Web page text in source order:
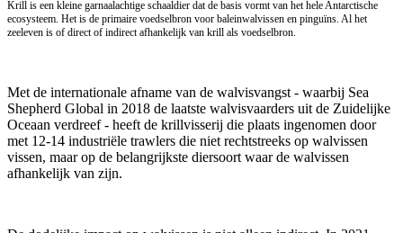
Krill is een kleine garnaalachtige schaaldier dat de basis vormt van het hele Antarctische
ecosysteem. Het is de primaire voedselbron voor baleinwalvissen en pinguïns. Al het
zeeleven is of direct of indirect afhankelijk van krill als voedselbron.
Met de internationale afname van de walvisvangst - waarbij Sea
Shepherd Global in 2018 de laatste walvisvaarders uit de Zuidelijke
Oceaan verdreef - heeft de krillvisserij die plaats ingenomen door
met 12-14 industriële trawlers die niet rechtstreeks op walvissen
vissen, maar op de belangrijkste diersoort waar de walvissen
afhankelijk van zijn.